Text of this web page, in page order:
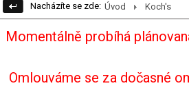
Nacházíte se zde: Úvod Koch's
Momentálně probíhá
Omlouváme se za dočasné